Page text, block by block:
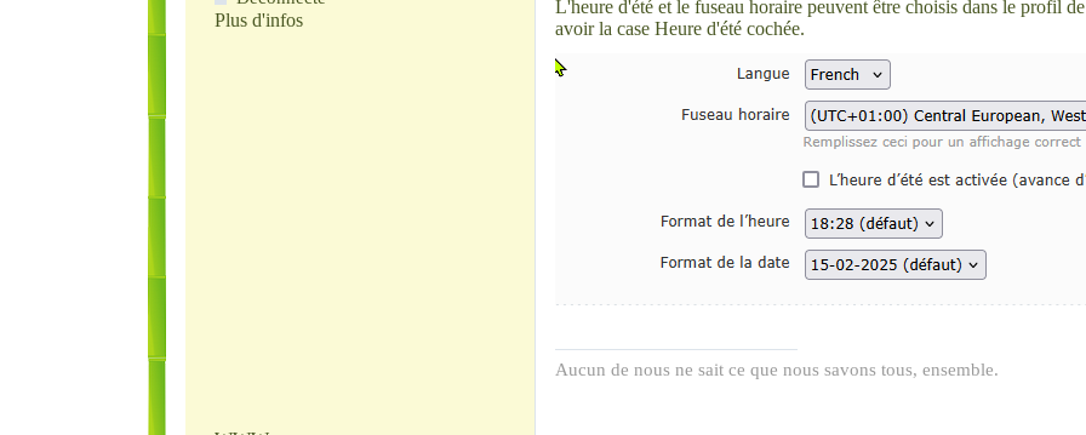
Plus d'infos
L'heure d'été et le fuseau horaire peuvent être choisis dans le profil
avoir la case Heure d'été cochée.
Aucun de nous ne sait ce que nous savons tous, ensemble.